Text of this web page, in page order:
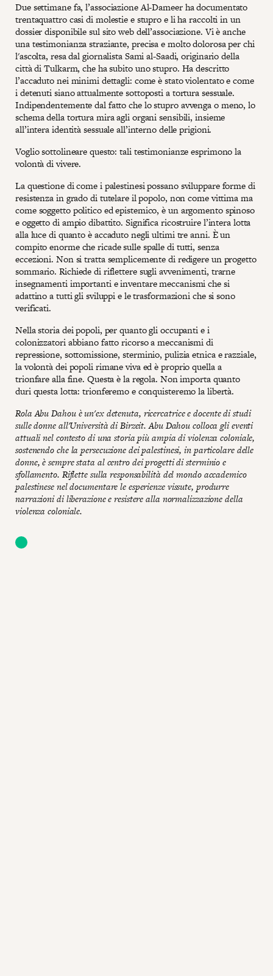
Due settimane fa, l’associazione Al-Dameer ha documentato
trentaquattro casi di molestie e stupro e li ha raccolti in un
dossier disponibile sul sito web dell’associazione. Vi è anche
una testimonianza straziante, precisa e molto dolorosa per chi
l'ascolta, resa dal giornalista Sami al-Saadi, originario della
città di Tulkarm, che ha subito uno stupro. Ha descritto
l’accaduto nei minimi dettagli: come è stato violentato e come
i detenuti siano attualmente sottoposti a tortura sessuale.
Indipendentemente dal fatto che lo stupro avvenga o meno, lo
schema della tortura mira agli organi sensibili, insieme
all’intera identità sessuale all’interno delle prigioni.
Voglio sottolineare questo: tali testimonianze esprimono la
volontà di vivere.
La questione di come i palestinesi possano sviluppare forme di
resistenza in grado di tutelare il popolo, non come vittima ma
come soggetto politico ed epistemico, è un argomento spinoso
e oggetto di ampio dibattito. Significa ricostruire l’intera lotta
alla luce di quanto è accaduto negli ultimi tre anni. È un
compito enorme che ricade sulle spalle di tutti, senza
eccezioni. Non si tratta semplicemente di redigere un progetto
sommario. Richiede di riflettere sugli avvenimenti, trarne
insegnamenti importanti e inventare meccanismi che si
adattino a tutti gli sviluppi e le trasformazioni che si sono
verificati.
Nella storia dei popoli, per quanto gli occupanti e i
colonizzatori abbiano fatto ricorso a meccanismi di
repressione, sottomissione, sterminio, pulizia etnica e razziale,
la volontà dei popoli rimane viva ed è proprio quella a
trionfare alla fine. Questa è la regola. Non importa quanto
duri questa lotta: trionferemo e conquisteremo la libertà.
Rola Abu Dahou è un'ex detenuta, ricercatrice e docente di studi
sulle donne all'Università di Birzeit. Abu Dahou colloca gli eventi
attuali nel contesto di una storia più ampia di violenza coloniale,
sostenendo che la persecuzione dei palestinesi, in particolare delle
donne, è sempre stata al centro dei progetti di sterminio e
sfollamento. Riflette sulla responsabilità del mondo accademico
palestinese nel documentare le esperienze vissute, produrre
narrazioni di liberazione e resistere alla normalizzazione della
violenza coloniale.